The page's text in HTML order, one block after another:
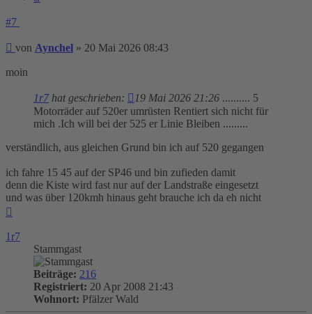
#7
Beitrag
von Aynchel » 20 Mai 2026 08:43
moin
1r7hat geschrieben: 19 Mai 2026 21:26 .......... 5
Motorräder auf 520er umrüsten Rentiert sich nicht für
mich .Ich will bei der 525 er Linie Bleiben .........
verständlich, aus gleichen Grund bin ich auf 520 gegangen
ich fahre 15 45 auf der SP46 und bin zufieden damit
denn die Kiste wird fast nur auf der Landstraße eingesetzt
und was über 120kmh hinaus geht brauche ich da eh nicht
1r7
Stammgast
Beiträge: 216
Registriert: 20 Apr 2008 21:43
Wohnort: Pfälzer Wald